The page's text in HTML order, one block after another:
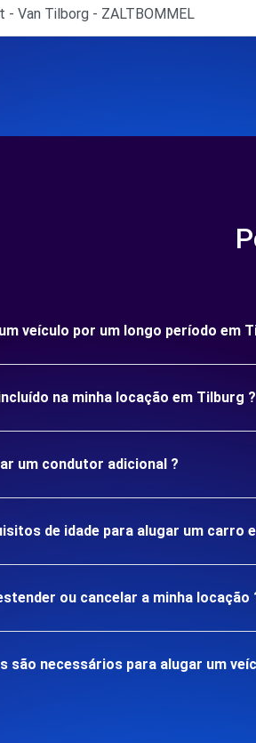
- Van Tilborg - ZALTBOMMEL
veículo por um longo período em
na minha locação em Tilburg ?
um condutor adicional ?
de idade para alugar um carro
ou cancelar a minha locação
são necessários para alugar um